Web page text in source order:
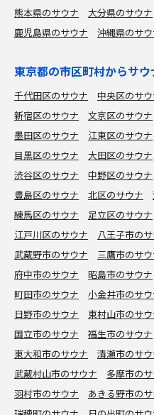
熊本県のサウナ
大分県のサウナ
鹿児島県のサウナ
沖縄県のサ
東京都の市区町村からサウ
千代田区のサウナ 中央区のサ
新宿区のサウナ
文京区のサウナ
墨田区のサウナ
江東区のサウナ
目黒区のサウナ
大田区のサウナ
渋谷区のサウナ
中野区のサウナ
豊島区のサウナ
北区のサウナ
練馬区のサウナ
足立区のサウナ
江戸川区のサウナ
八王子市の
武蔵野市のサウナ
三鷹市のサ
府中市のサウナ
昭島市のサウナ
町田市のサウナ
小金井市のサ
日野市のサウナ
東村山市のサ
国立市のサウナ
福生市のサウナ
東大和市のサウナ
清瀬市のサ
武蔵村山市のサウナ
多摩市の
羽村市のサウナ
あきる野市の